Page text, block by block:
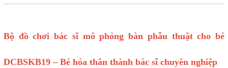
Bộ đồ chơi bác sĩ mô phỏng bàn phẫu thuật cho bé
DCBSKB19 – Bé hóa thân thành bác sĩ chuyên nghiệp